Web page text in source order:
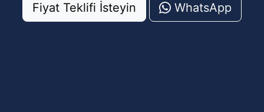
Fiyat Teklifi İsteyin WhatsApp